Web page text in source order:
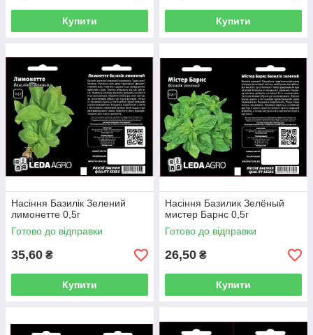
Купити Купити
Насіння Базилік Зелений
лимонетте 0,5г
Готово до відправки
35,60 ₴
Купити
Насіння Базилик Зелёный
мистер Барнс 0,5г
Готово до відправки
26,50 ₴
Купити